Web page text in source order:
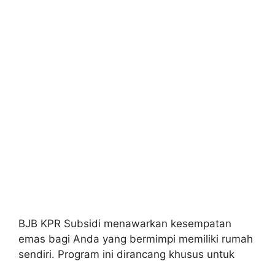
BJB KPR Subsidi menawarkan kesempatan
emas bagi Anda yang bermimpi memiliki rumah
sendiri. Program ini dirancang khusus untuk